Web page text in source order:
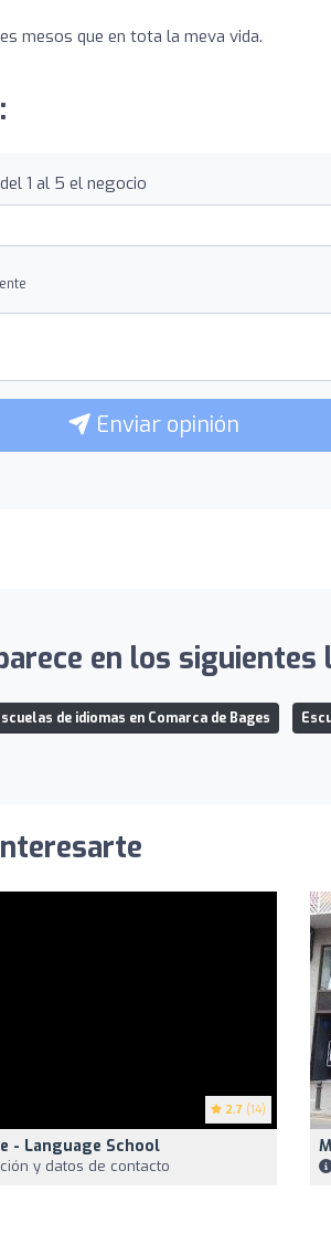
mesos que en tota la meva vida.
1 al 5 el negocio
Enviar opinión
en los siguientes
de idiomas en Comarca de Bages
2.7 (14)
- Language School
y datos de contacto